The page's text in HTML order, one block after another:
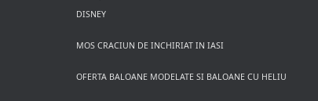
DISNEY
MOS CRACIUN DE INCHIRIAT IN IASI
OFERTA BALOANE MODELATE SI BALOANE CU HELIU